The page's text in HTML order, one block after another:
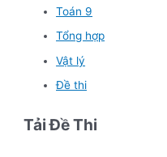
Toán 9
Tổng hợp
Vật lý
Đề thi
Tải Đề Thi